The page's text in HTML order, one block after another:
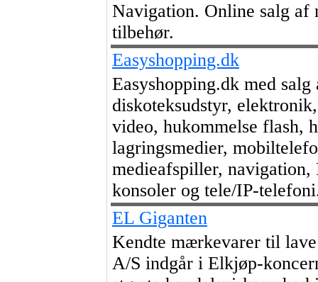
Navigation. Online salg af
tilbehør.
Easyshopping.dk
Easyshopping.dk med
diskoteksudstyr,
video, hukommelse flash,
lagringsmedier,
medieafspiller,
konsoler og tele/IP-
EL Giganten
Kendte mærkevarer til
A/S indgår i Elkjøp-